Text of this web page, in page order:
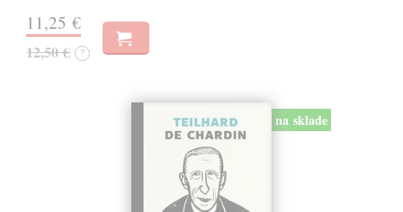
11,25 €
12,50 € ?
na sklade